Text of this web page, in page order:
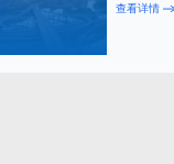
查看详情